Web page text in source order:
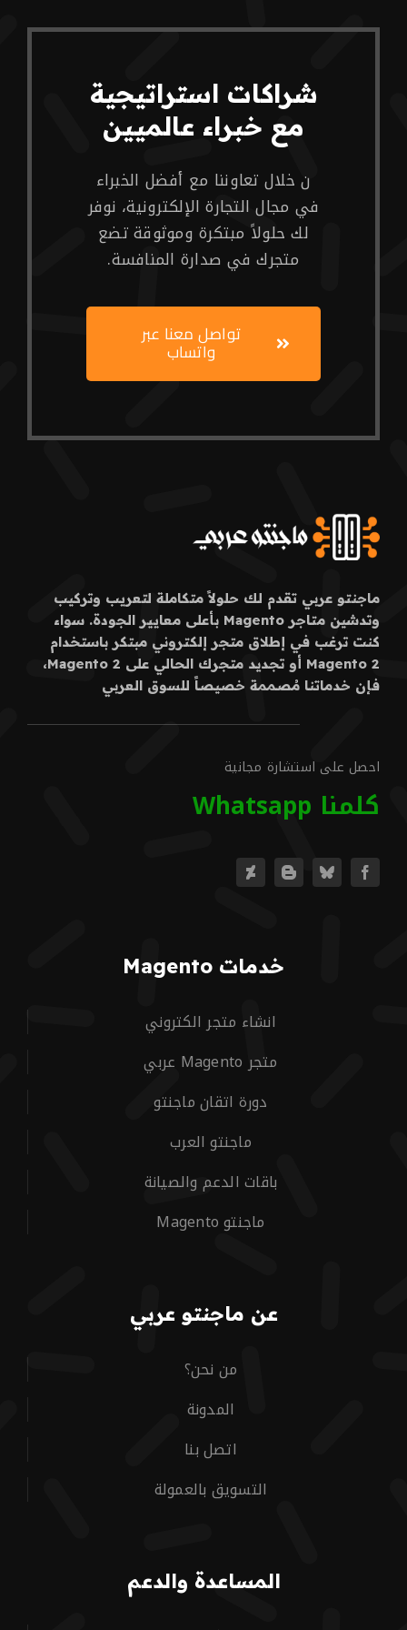
شراكات استراتيجية
مع خبراء عالميين
ن خلال تعاوننا مع أفضل الخبراء
في مجال التجارة الإلكترونية، نوفر
لك حلولاً مبتكرة وموثوقة تضع
متجرك في صدارة المنافسة.
تواصل معنا عبر
واتساب
ماجنتو عربي تقدم لك حلولاً متكاملة لتعريب وتركيب
وتدشين متاجر Magento بأعلى معايير الجودة. سواء
كنت ترغب في إطلاق متجر إلكتروني مبتكر باستخدام
Magento 2 أو تجديد متجرك الحالي على Magento 2،
فإن خدماتنا مُصممة خصيصاً للسوق العربي
احصل على استشارة مجانية
كلمنا Whatsapp
خدمات Magento
انشاء متجر الكتروني
متجر Magento عربي
دورة اتقان ماجنتو
ماجنتو العرب
باقات الدعم والصيانة
ماجنتو Magento
عن ماجنتو عربي
من نحن؟
المدونة
اتصل بنا
التسويق بالعمولة
المساعدة والدعم